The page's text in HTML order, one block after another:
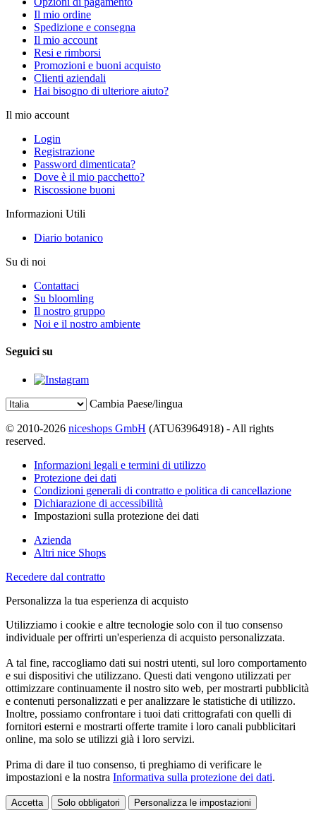
Il mio ordine
Spedizione e consegna
Il mio account
Resi e rimborsi
Promozioni e buoni acquisto
Clienti aziendali
Hai bisogno di ulteriore aiuto?
Il mio account
Login
Registrazione
Password dimenticata?
Dove è il mio pacchetto?
Riscossione buoni
Informazioni Utili
Diario botanico
Su di noi
Contattaci
Su bloomling
Il nostro gruppo
Noi e il nostro ambiente
Seguici su
Cambia Paese/lingua
© 2010-2026 niceshops GmbH (ATU63964918) - All rights
reserved.
Informazioni legali e termini di utilizzo
Protezione dei dati
Condizioni generali di contratto e politica di cancellazione
Dichiarazione di accessibilità
Impostazioni sulla protezione dei dati
Azienda
Altri nice Shops
Recedere dal contratto
Personalizza la tua esperienza di acquisto
Utilizziamo i cookie e altre tecnologie solo con il tuo consenso
individuale per offrirti un'esperienza di acquisto personalizzata.
A tal fine, raccogliamo dati sui nostri utenti, sul loro comportamento
e sui dispositivi che utilizzano. Questi dati vengono utilizzati per
ottimizzare continuamente il nostro sito web, per mostrarti pubblicità
e contenuti personalizzati e per analizzare le statistiche di utilizzo.
Inoltre, possiamo confrontare i tuoi dati crittografati con quelli di
fornitori esterni e mostrarti offerte tramite i loro canali pubblicitari
online, ma solo se utilizzi già i loro servizi.
Prima di dare il tuo consenso, ti preghiamo di verificare le
impostazioni e la nostra Informativa sulla protezione dei dati.
Accetta Solo obbligatori Personalizza le impostazioni